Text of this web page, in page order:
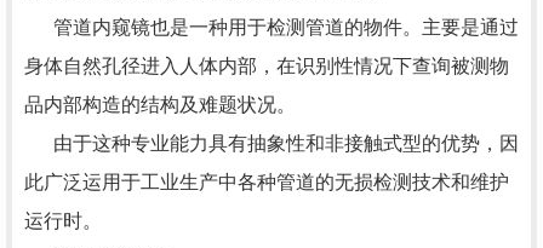
管道内窥镜也是一种用于检测管道的物件。主要是通过
身体自然孔径进入人体内部，在识别性情况下查询被测物
品内部构造的结构及难题状况。
由于这种专业能力具有抽象性和非接触式型的优势，因
此广泛运用于工业生产中各种管道的无损检测技术和维护
运行时。